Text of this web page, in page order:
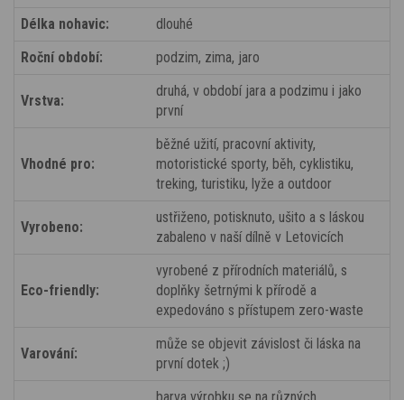
Délka nohavic:
dlouhé
Roční období:
podzim, zima, jaro
Vrstva:
druhá, v období jara a podzimu i jako
první
Vhodné pro:
běžné užití, pracovní aktivity,
motoristické sporty, běh, cyklistiku,
treking, turistiku, lyže a outdoor
Vyrobeno:
ustřiženo, potisknuto, ušito a s láskou
zabaleno v naší dílně v Letovicích
Eco-friendly:
vyrobené z přírodních materiálů, s
doplňky šetrnými k přírodě a
expedováno s přístupem zero-waste
Varování:
může se objevit závislost či láska na
první dotek ;)
barva výrobku se na různých